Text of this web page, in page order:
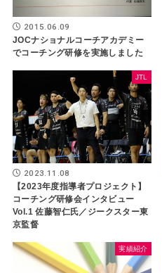
2015.06.09
JOCナショナルコーチアカデミー
でコーチング研修を実施しました
JTL
2023.11.08
【2023年度指導者プロジェクト】
コーチング研修会インタビュー
Vol.1 佐藤智仁氏／ジークスター東
京監督
実績紹介